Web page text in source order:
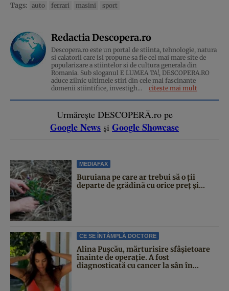
Tags: auto ferrari masini sport
Redactia Descopera.ro
Descopera.ro este un portal de stiinta, tehnologie, natura
si calatorii care isi propune sa fie cel mai mare site de
popularizare a stiintelor si de cultura generala din
Romania. Sub sloganul E LUMEA TA!, DESCOPERA.RO
aduce zilnic ultimele stiri din cele mai fascinante
domenii stiintifice, investigh...
citește mai mult
Urmărește DESCOPERĂ.ro pe
Google News și Google Showcase
MEDIAFAX
Buruiana pe care ar trebui să o ții
departe de grădină cu orice preț și...
CE SE ÎNTÂMPLĂ DOCTORE
Alina Pușcău, mărturisire sfâșietoare
înainte de operație. A fost
diagnosticată cu cancer la sân în...